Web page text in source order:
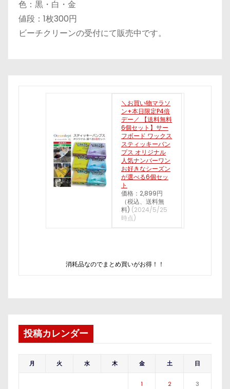
色：黒・白・金
値段：1枚300円
ビーチクリーンの受付にて販売中です。
＼お買い物マラソ
ン+本日限定P4倍
デー／ 【送料無料
6個セット】サー
フボード ワックス
スティッキーバン
プス オリジナル
人気ナンバーワン
お好きなシーズン
が選べる6個セッ
ト
価格：2,899円
（税込、送料無
料) (2024/5/25
時点)
消耗品なのでまとめ買いがお得！！
投稿カレンダー
月 火 水 木 金 土 日
1 2 3